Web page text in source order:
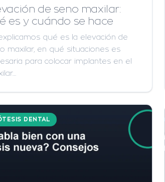
de seno maxilar:
es y cuándo se hace
qué es la elevación de
maxilar, en qué situaciones es
para colocar implantes en el
DENTAL